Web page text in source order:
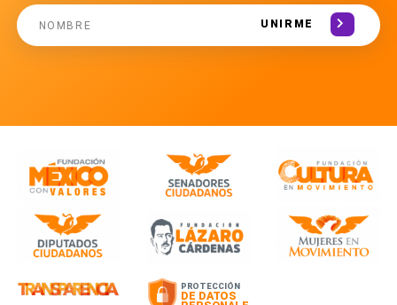
UNIRME